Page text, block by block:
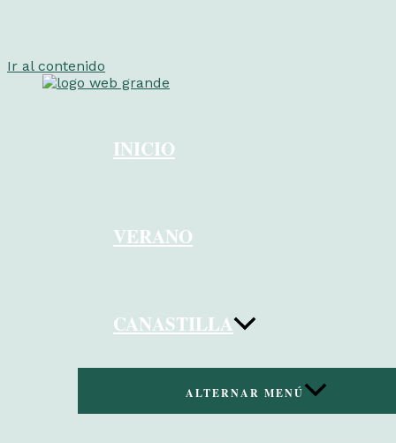
Ir al contenido
INICIO
VERANO
CANASTILLA
ALTERNAR MENÚ